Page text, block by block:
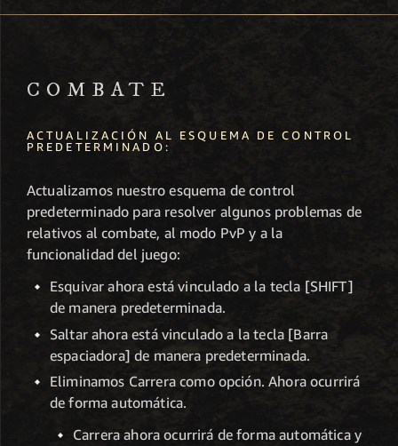
COMBATE
ACTUALIZACIÓN AL ESQUEMA DE CONTROL
PREDETERMINADO:
Actualizamos nuestro esquema de control
predeterminado para resolver algunos problemas de
relativos al combate, al modo PvP y a la
funcionalidad del juego:
Esquivar ahora está vinculado a la tecla [SHIFT]
de manera predeterminada.
Saltar ahora está vinculado a la tecla [Barra
espaciadora] de manera predeterminada.
Eliminamos Carrera como opción. Ahora ocurrirá
de forma automática.
Carrera ahora ocurrirá de forma automática y